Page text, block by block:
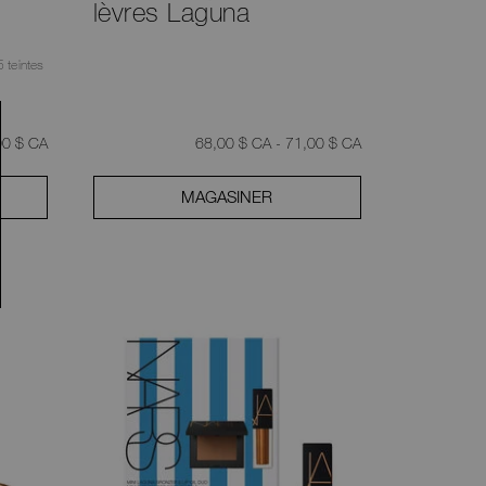
teintes
$ CA,
lèvres Laguna
68,00 $ CA - 71,00 $ CA
MAGASINER